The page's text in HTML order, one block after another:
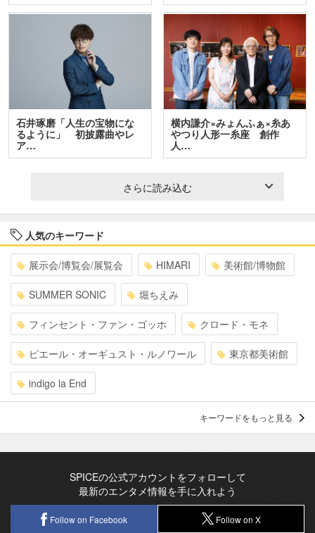
石井琢磨「人生の宝物にな
るように」 初披露曲やレ
ア…
横内謙介×みょんふぁ×糸あ
やつり人形一糸座 創作
人…
さらに読み込む
人気のキーワード
展示会/博覧会/展覧会 HIMARI 美術館/博物館
SUMMER SONIC 堀ちえみ
フィンセント・ファン・ゴッホ クロード・モネ
ピエール・オーギュスト・ルノワール 東京都美術館
indigo la End
キーワードをもっと見る
SPICEの公式アカウントをフォローして
最新のエンタメ情報を手に入れよう
Follow on Facebook Follow on X